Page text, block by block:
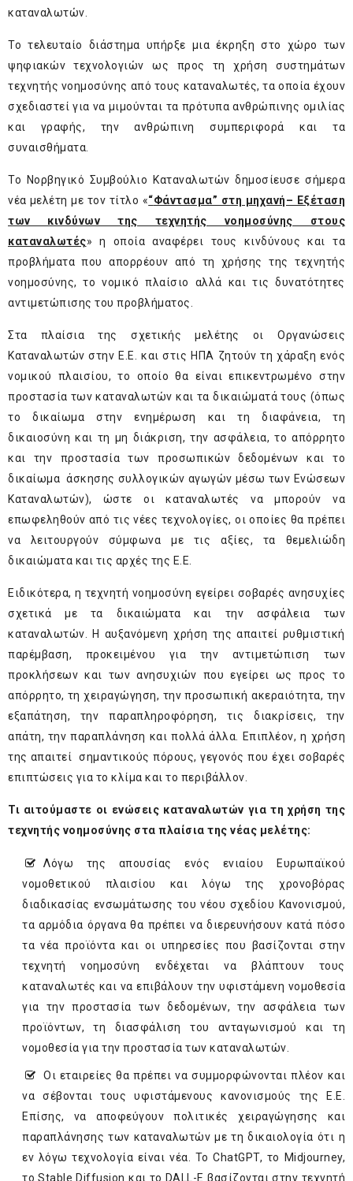
καταναλωτών.
Το τελευταίο διάστημα υπήρξε μια έκρηξη στο χώρο των
ψηφιακών τεχνολογιών ως προς τη χρήση συστημάτων
τεχνητής νοημοσύνης από τους καταναλωτές, τα οποία έχουν
σχεδιαστεί για να μιμούνται τα πρότυπα ανθρώπινης ομιλίας
και γραφής, την ανθρώπινη συμπεριφορά και τα
συναισθήματα.
Το Νορβηγικό Συμβούλιο Καταναλωτών δημοσίευσε σήμερα
νέα μελέτη με τον τίτλο «“Φάντασμα” στη μηχανή– Εξέταση
των κινδύνων της τεχνητής νοημοσύνης στους
καταναλωτές» η οποία αναφέρει τους κινδύνους και τα
προβλήματα που απορρέουν από τη χρήσης της τεχνητής
νοημοσύνης, το νομικό πλαίσιο αλλά και τις δυνατότητες
αντιμετώπισης του προβλήματος.
Στα πλαίσια της σχετικής μελέτης οι Οργανώσεις
Καταναλωτών στην Ε.Ε. και στις ΗΠΑ ζητούν τη χάραξη ενός
νομικού πλαισίου, το οποίο θα είναι επικεντρωμένο στην
προστασία των καταναλωτών και τα δικαιώματά τους (όπως
το δικαίωμα στην ενημέρωση και τη διαφάνεια, τη
δικαιοσύνη και τη μη διάκριση, την ασφάλεια, το απόρρητο
και την προστασία των προσωπικών δεδομένων και το
δικαίωμα άσκησης συλλογικών αγωγών μέσω των Ενώσεων
Καταναλωτών), ώστε οι καταναλωτές να μπορούν να
επωφεληθούν από τις νέες τεχνολογίες, οι οποίες θα πρέπει
να λειτουργούν σύμφωνα με τις αξίες, τα θεμελιώδη
δικαιώματα και τις αρχές της Ε.Ε.
Ειδικότερα, η τεχνητή νοημοσύνη εγείρει σοβαρές ανησυχίες
σχετικά με τα δικαιώματα και την ασφάλεια των
καταναλωτών. Η αυξανόμενη χρήση της απαιτεί ρυθμιστική
παρέμβαση, προκειμένου για την αντιμετώπιση των
προκλήσεων και των ανησυχιών που εγείρει ως προς το
απόρρητο, τη χειραγώγηση, την προσωπική ακεραιότητα, την
εξαπάτηση, την παραπληροφόρηση, τις διακρίσεις, την
απάτη, την παραπλάνηση και πολλά άλλα. Επιπλέον, η χρήση
της απαιτεί σημαντικούς πόρους, γεγονός που έχει σοβαρές
επιπτώσεις για το κλίμα και το περιβάλλον.
Τι αιτούμαστε οι ενώσεις καταναλωτών για τη χρήση της
τεχνητής νοημοσύνης στα πλαίσια της νέας μελέτης:
­Λόγω της απουσίας ενός ενιαίου Ευρωπαϊκού
νομοθετικού πλαισίου και λόγω της χρονοβόρας
διαδικασίας ενσωμάτωσης του νέου σχεδίου Κανονισμού,
τα αρμόδια όργανα θα πρέπει να διερευνήσουν κατά πόσο
τα νέα προϊόντα και οι υπηρεσίες που βασίζονται στην
τεχνητή νοημοσύνη ενδέχεται να βλάπτουν τους
καταναλωτές και να επιβάλουν την υφιστάμενη νομοθεσία
για την προστασία των δεδομένων, την ασφάλεια των
προϊόντων, τη διασφάλιση του ανταγωνισμού και τη
νομοθεσία για την προστασία των καταναλωτών.
­Οι εταιρείες θα πρέπει να συμμορφώνονται πλέον και
να σέβονται τους υφιστάμενους κανονισμούς της Ε.Ε.
Επίσης, να αποφεύγουν πολιτικές χειραγώγησης και
παραπλάνησης των καταναλωτών με τη δικαιολογία ότι η
εν λόγω τεχνολογία είναι νέα. Το ChatGPT, το Midjourney,
το Stable Diffusion και το DALL-E βασίζονται στην τεχνητή